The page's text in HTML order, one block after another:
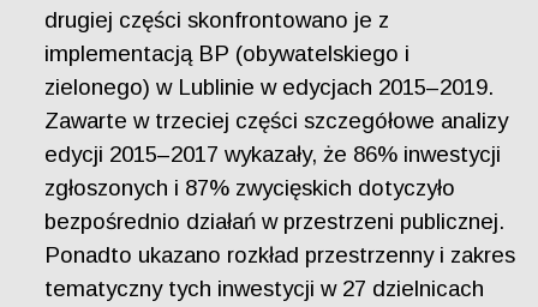
drugiej części skonfrontowano je z
implementacją BP (obywatelskiego i
zielonego) w Lublinie w edycjach 2015–2019.
Zawarte w trzeciej części szczegółowe analizy
edycji 2015–2017 wykazały, że 86% inwestycji
zgłoszonych i 87% zwycięskich dotyczyło
bezpośrednio działań w przestrzeni publicznej.
Ponadto ukazano rozkład przestrzenny i zakres
tematyczny tych inwestycji w 27 dzielnicach